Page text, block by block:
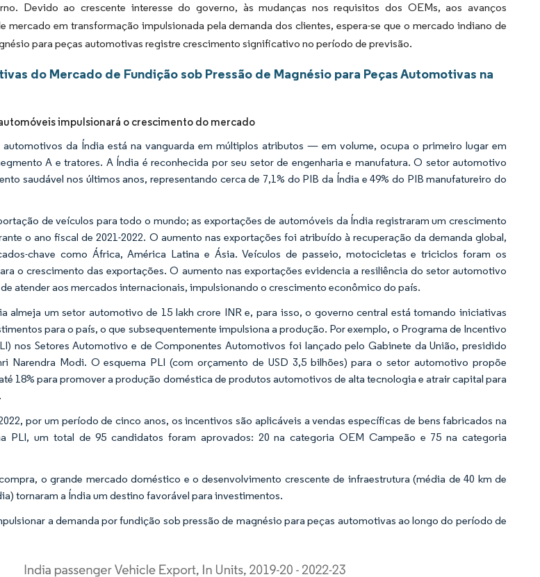
Devido ao crescente interesse do governo, às mudanças nos requisitos dos OEMs, aos avanços
mercado em transformação impulsionada pela demanda dos clientes, espera-se que o mercado indiano de
para peças automotivas registre crescimento significativo no período de previsão.
do Mercado de Fundição sob Pressão de Magnésio para Peças Automotivas na
impulsionará o crescimento do mercado
da Índia está na vanguarda em múltiplos atributos — em volume, ocupa o primeiro lugar em
A e tratores. A Índia é reconhecida por seu setor de engenharia e manufatura. O setor automotivo
saudável nos últimos anos, representando cerca de 7,1% do PIB da Índia e 49% do PIB manufatureiro do
de veículos para todo o mundo; as exportações de automóveis da Índia registraram um crescimento
o ano fiscal de 2021-2022. O aumento nas exportações foi atribuído à recuperação da demanda global,
chave como África, América Latina e Ásia. Veículos de passeio, motocicletas e triciclos foram os
o crescimento das exportações. O aumento nas exportações evidencia a resiliência do setor automotivo
atender aos mercados internacionais, impulsionando o crescimento econômico do país.
almeja um setor automotivo de 15 lakh crore INR e, para isso, o governo central está tomando iniciativas
para o país, o que subsequentemente impulsiona a produção. Por exemplo, o Programa de Incentivo
nos Setores Automotivo e de Componentes Automotivos foi lançado pelo Gabinete da União, presidido
Narendra Modi. O esquema PLI (com orçamento de USD 3,5 bilhões) para o setor automotivo propõe
18% para promover a produção doméstica de produtos automotivos de alta tecnologia e atrair capital para
por um período de cinco anos, os incentivos são aplicáveis a vendas específicas de bens fabricados na
PLI, um total de 95 candidatos foram aprovados: 20 na categoria OEM Campeão e 75 na categoria
o grande mercado doméstico e o desenvolvimento crescente de infraestrutura (média de 40 km de
tornaram a Índia um destino favorável para investimentos.
a demanda por fundição sob pressão de magnésio para peças automotivas ao longo do período de